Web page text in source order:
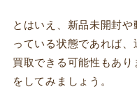
とはいえ、新品未開封
っている状態であれば
買取できる可能性もあ
をしてみましょう。